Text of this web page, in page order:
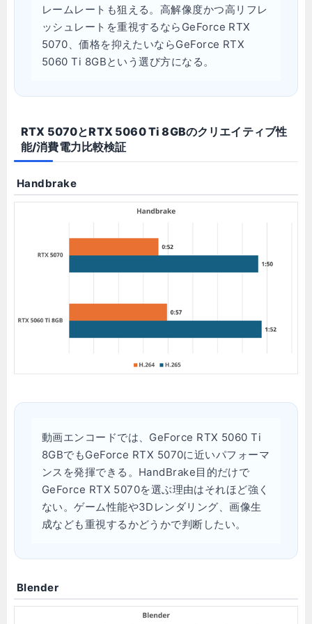
レームレートも狙える。高解像度かつ高リフレ
ッシュレートを重視するならGeForce RTX
5070、価格を抑えたいならGeForce RTX
5060 Ti 8GBという選び方になる。
RTX 5070とRTX 5060 Ti 8GBのクリエイティブ性
能/消費電力比較検証
Handbrake
動画エンコードでは、GeForce RTX 5060 Ti
8GBでもGeForce RTX 5070に近いパフォーマ
ンスを発揮できる。HandBrake目的だけで
GeForce RTX 5070を選ぶ理由はそれほど強く
ない。ゲーム性能や3Dレンダリング、画像生
成なども重視するかどうかで判断したい。
Blender